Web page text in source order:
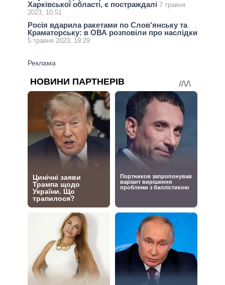
Харківської області, є постраждалі 7 травня
2023, 10:51
Росія вдарила ракетами по Слов'янську та
Краматорську: в ОВА розповіли про наслідки
5 травня 2023, 19:29